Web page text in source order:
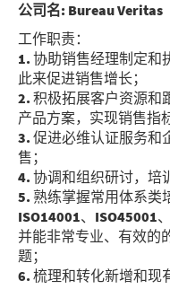
公司名: Bureau Veritas
工作职责：
1. 协助销售经理制定和
此来促进销售增长；
2. 积极拓展客户资源和
产品方案，实现销售指
3. 促进必维认证服务和
售；
4. 协调和组织研讨，培
5. 熟练掌握常用体系类
ISO14001、ISO45001
并能非常专业、有效的
题；
6. 梳理和转化新增和现